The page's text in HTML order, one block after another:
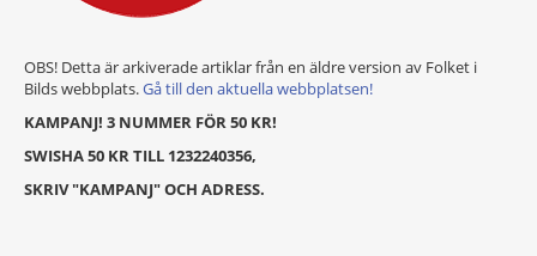
OBS! Detta är arkiverade artiklar från en äldre version av Folket i
Bilds webbplats.Gå till den aktuella webbplatsen!
KAMPANJ! 3 NUMMER FÖR 50 KR!
SWISHA 50 KR TILL 1232240356,
SKRIV "KAMPANJ" OCH ADRESS.